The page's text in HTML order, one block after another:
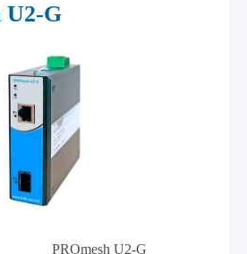
U2-G
PROmesh U2-G